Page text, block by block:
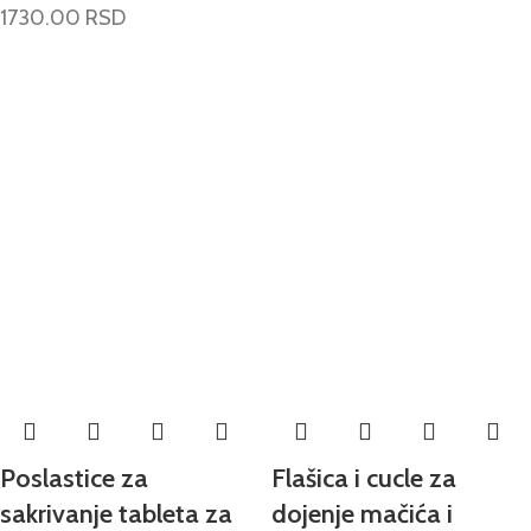
1730.00 RSD
Poslastice za
sakrivanje tableta za
Flašica i cucle za
dojenje mačića i